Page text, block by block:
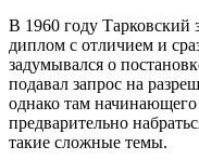
В 1960 году Тарковский
диплом с отличием и
задумывался о
подавал запрос на
однако там
предварительно
такие сложные темы.